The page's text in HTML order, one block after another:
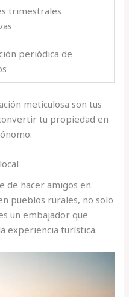
trimestrales
periódica de
meticulosa son tus
tu propiedad en
de hacer amigos en
pueblos rurales, no solo
un embajador que
experiencia turística.